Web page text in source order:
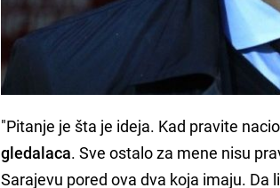
"Pitanje je šta je ideja. Kad pravite
gledalaca. Sve ostalo za mene nisu
Sarajevu pored ova dva koja imaju. Da